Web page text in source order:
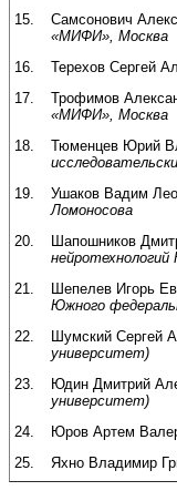
15.
Самсонович
«МИФИ», Москва
16.
Терехов Сергей
17.
Трофимов
«МИФИ», Москва
18.
Тюменцев Юрий
19.
Ушаков Вадим
Ломоносова
20.
Шапошников
21.
Шепелев Игорь
Южного
22.
Шумский Сергей
университет)
23.
Юдин Дмитрий
университет)
24.
Юров Артем
25.
Яхно Владимир